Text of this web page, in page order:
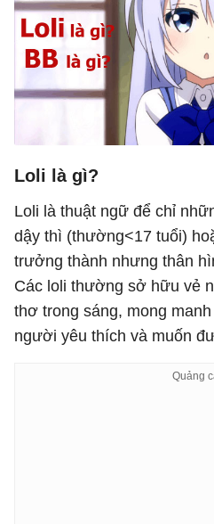
Loli là gì?
Loli là thuật ngữ để chỉ
dậy thì (thường<17 tuổi)
trưởng thành nhưng thân
Các loli thường sở hữu vẻ
thơ trong sáng, mong
người yêu thích và muốn